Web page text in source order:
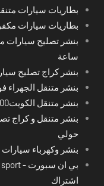
بطاريات سيارات
بطاريات سيارات
ساعة
بنشر كراج تصليح
بنشر متنقل الجهراء
بنشر متنقل الكويت55336600
بنشر متنقل و كراج
حولي
بنشر وكهرباء سيارات
اشتراك